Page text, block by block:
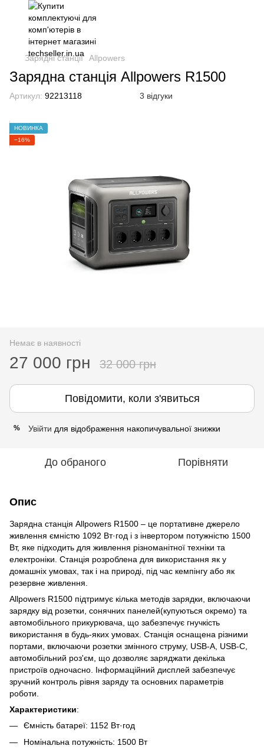
Зарядні станції Allpowers
Зарядна станція Allpowers R1500
Артикул: 92213118 3 відгуки
НОВИНКА
−16%
Немає в наявності
27 000 грн 32 000 грн
Повідомити, коли з'явиться
% Увійти для відображення накопичувальної знижки
До обраного Порівняти
Опис
Зарядна станція Allpowers R1500 – це портативне джерело
живлення ємністю 1092 Вт·год і з інвертором потужністю 1500
Вт, яке підходить для живлення різноманітної техніки та
електроніки. Станція розроблена для використання як у
домашніх умовах, так і на природі, під час кемпінгу або як
резервне живлення.
Allpowers R1500 підтримує кілька методів зарядки, включаючи
зарядку від розетки, сонячних панелей(купуються окремо) та
автомобільного прикурювача, що забезпечує гнучкість
використання в будь-яких умовах. Станція оснащена різними
портами, включаючи розетки змінного струму, USB-A, USB-C,
автомобільний роз'єм, що дозволяє заряджати декілька
пристроїв одночасно. Інформаційний дисплей забезпечує
зручний контроль рівня заряду та основних параметрів
роботи.
Характеристики:
Ємність батареї: 1152 Вт·год
Номінальна потужність: 1500 Вт